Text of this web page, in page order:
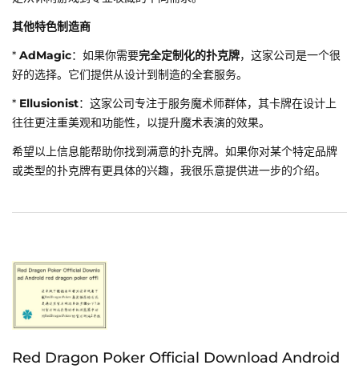
其他特色制造商
* AdMagic：如果你需要完全定制化的扑克牌，这家公司是一个很
好的选择。它们提供从设计到制造的全套服务。
* Ellusionist：这家公司专注于服务魔术师群体，其卡牌在设计上
往往更注重美观和功能性，以提升魔术表演的效果。
希望以上信息能帮助你找到满意的扑克牌。如果你对某个特定品牌
或类型的扑克牌有更具体的兴趣，我很乐意提供进一步的介绍。
Red Dragon Poker Official Download Android